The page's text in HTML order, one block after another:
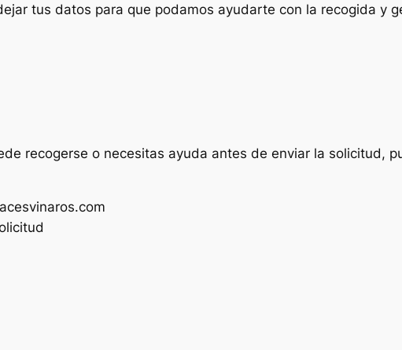
tus datos para que podamos ayudarte con la recogida y
recogerse o necesitas ayuda antes de enviar la solicitud,